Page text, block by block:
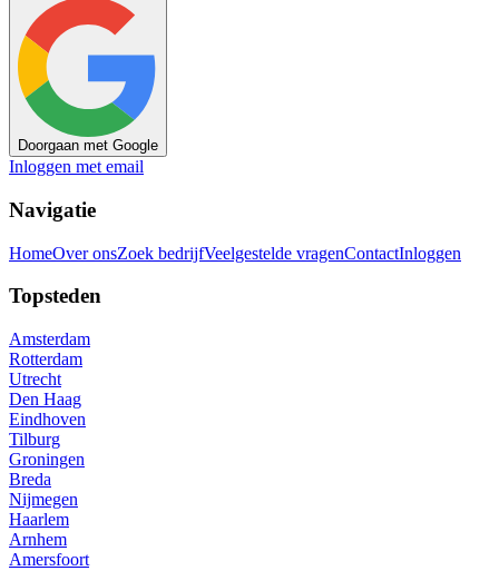
Doorgaan met Google
Inloggen met email
Navigatie
HomeOver onsZoek bedrijfVeelgestelde vragenContactInloggen
Topsteden
Amsterdam
Rotterdam
Utrecht
Den Haag
Eindhoven
Tilburg
Groningen
Breda
Nijmegen
Haarlem
Arnhem
Amersfoort